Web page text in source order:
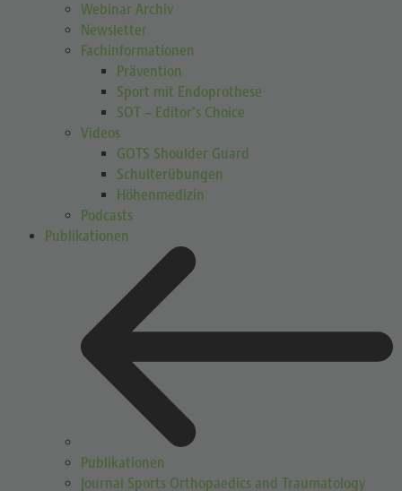
Webinar Archiv
Newsletter
Fachinformationen
Prävention
Sport mit Endoprothese
SOT – Editor’s Choice
Videos
GOTS Shoulder Guard
Schulterübungen
Höhenmedizin
Podcasts
Publikationen
Publikationen
Journal Sports Orthopaedics and Traumatology